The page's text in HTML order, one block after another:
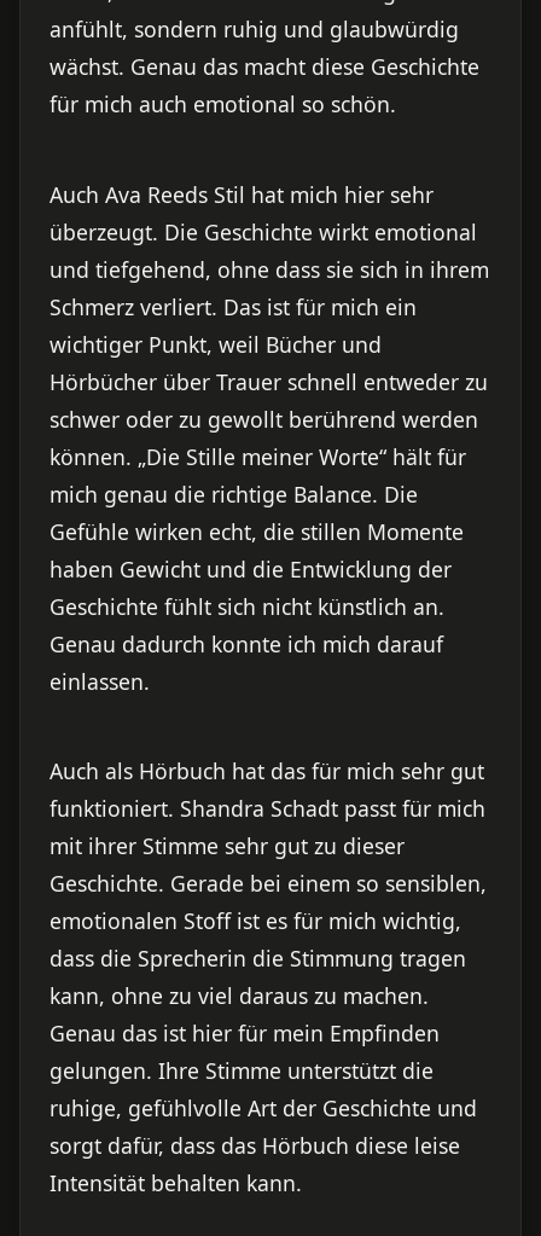
anfühlt, sondern ruhig und glaubwürdig
wächst. Genau das macht diese Geschichte
für mich auch emotional so schön.
Auch Ava Reeds Stil hat mich hier sehr
überzeugt. Die Geschichte wirkt emotional
und tiefgehend, ohne dass sie sich in ihrem
Schmerz verliert. Das ist für mich ein
wichtiger Punkt, weil Bücher und
Hörbücher über Trauer schnell entweder zu
schwer oder zu gewollt berührend werden
können. „Die Stille meiner Worte“ hält für
mich genau die richtige Balance. Die
Gefühle wirken echt, die stillen Momente
haben Gewicht und die Entwicklung der
Geschichte fühlt sich nicht künstlich an.
Genau dadurch konnte ich mich darauf
einlassen.
Auch als Hörbuch hat das für mich sehr gut
funktioniert. Shandra Schadt passt für mich
mit ihrer Stimme sehr gut zu dieser
Geschichte. Gerade bei einem so sensiblen,
emotionalen Stoff ist es für mich wichtig,
dass die Sprecherin die Stimmung tragen
kann, ohne zu viel daraus zu machen.
Genau das ist hier für mein Empfinden
gelungen. Ihre Stimme unterstützt die
ruhige, gefühlvolle Art der Geschichte und
sorgt dafür, dass das Hörbuch diese leise
Intensität behalten kann.